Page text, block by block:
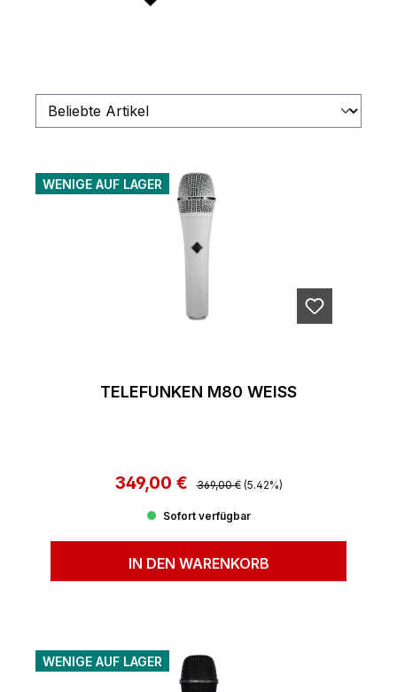
WENIGE AUF LAGER
TELEFUNKEN M80 WEISS
Verkaufspreis:
349,00 € Regulärer Preis:
369,00 € (5.42%)
Sofort verfügbar
IN DEN WARENKORB
WENIGE AUF LAGER